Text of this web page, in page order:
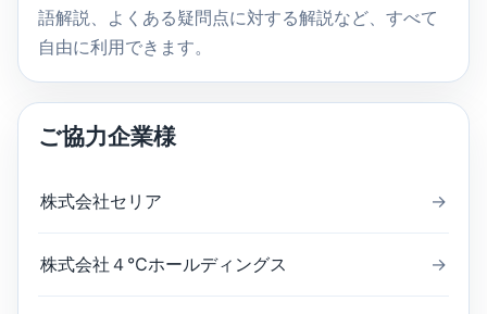
語解説、よくある疑問点に対する解説など、すべて
自由に利用できます。
ご協力企業様
株式会社セリア →
株式会社４℃ホールディングス →